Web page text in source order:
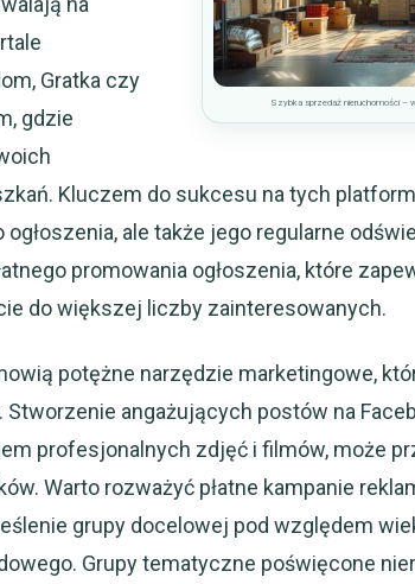
Szybka sprzedaż nieruchomości –
Gratka czy
gdzie
Kluczem do sukcesu na tych
ale także jego regularne
promowania ogłoszenia, które
do większej liczby zainteresowanych.
potężne narzędzie marketingowe,
angażujących postów na
profesjonalnych zdjęć i filmów, może
Warto rozważyć płatne kampanie
grupy docelowej pod względem
Grupy tematyczne poświęcone